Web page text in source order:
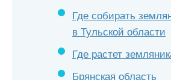
Где собирать
в Тульской области
Где растет
Брянская область